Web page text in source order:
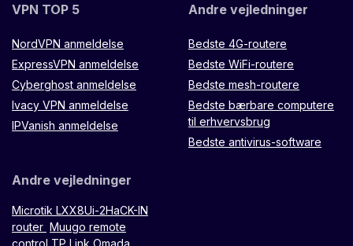
VPN TOP 5
NordVPN anmeldelse
ExpressVPN anmeldelse
Cyberghost anmeldelse
Ivacy VPN anmeldelse
IPVanish anmeldelse
Andre vejledninger
Bedste 4G-routere
Bedste WiFi-routere
Bedste mesh-routere
Bedste bærbare computere
til erhvervsbrug
Bedste antivirus-software
Andre vejledninger
Microtik LXX8Ui-2HaCK-IN
router Muugo remote
control TP Link Omada